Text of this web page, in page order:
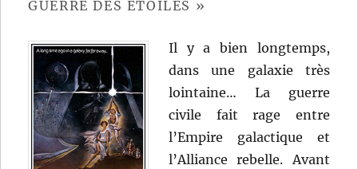
GUERRE DES ÉTOILES »
Il y a bien longtemps,
dans une galaxie très
lointaine… La guerre
civile fait rage entre
l’Empire galactique et
l’Alliance rebelle. Avant